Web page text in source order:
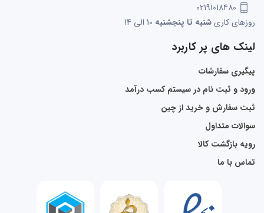
02191018480
روزهای کاریشنبه تا پنجشنبه
لینک های پر کاربرد
پیگیری سفارشات
ورود و ثبت نام در سیستم کسب درآمد
ثبت سفارش و خرید از چین
سوالات متداول
رویه بازگشت کالا
تماس با ما